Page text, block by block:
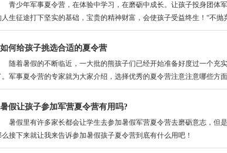
少年军事夏令营，在体验中学习，在磨砺中成长。让孩子投身团体
人生征途打下坚实的基础，宝贵的精神财富，会使孩子受益终生！“不
如何给孩子挑选合适的夏令营
着暑假的不断临近，一大批的熊孩子们已经开始准备好度过一个充
。军事夏令营的专家就为大家介绍，选择优秀的夏令营注意注意哪些方面
暑假让孩子参加军营夏令营有用吗?
假里有许多家长都会让学生去参加暑假军营夏令营去磨砺意志，但
么接下来就让我来告诉参加暑假孩子夏令营到底有什么用吧！